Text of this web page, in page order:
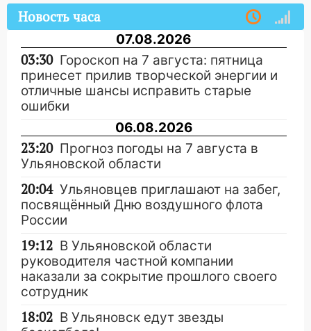
Новость часа
07.08.2026
03:30 Гороскоп на 7 августа: пятница
принесет прилив творческой энергии и
отличные шансы исправить старые
ошибки
06.08.2026
23:20 Прогноз погоды на 7 августа в
Ульяновской области
20:04 Ульяновцев приглашают на забег,
посвящённый Дню воздушного флота
России
19:12 В Ульяновской области
руководителя частной компании
наказали за сокрытие прошлого своего
сотрудник
18:02 В Ульяновск едут звезды